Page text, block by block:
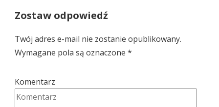
Zostaw odpowiedź
Twój adres e-mail nie zostanie opublikowany.
Wymagane pola są oznaczone *
Komentarz